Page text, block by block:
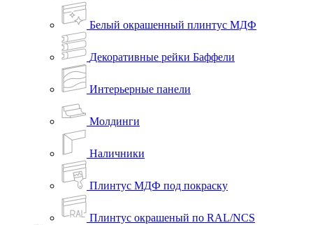
Белый окрашенный плинтус МДФ
Декоративные рейки Баффели
Интерьерные панели
Молдинги
Наличники
Плинтус МДФ под покраску
Плинтус окрашеный по RAL/NCS